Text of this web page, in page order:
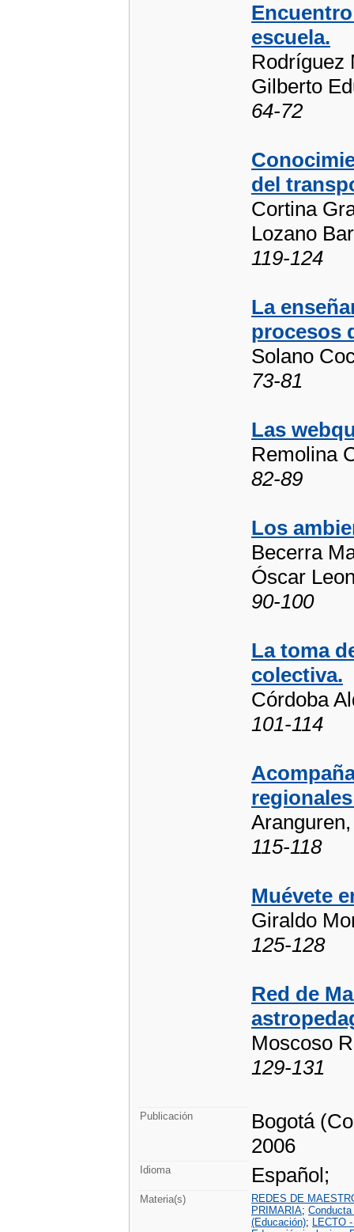
escuela.
Rodríguez
Gilberto
64-72
del
Cortina
Lozano
119-124
La
procesos
Solano
73-81
Las
Remolina
82-89
Los
Becerra
Óscar
90-100
La toma
colectiva.
Córdoba
101-114
115-118
Muévete
Giraldo
125-128
Red de
Moscoso
129-131
Publicación
Bogotá
2006
Idioma Español;
Materia(s)
REDES DE
PRIMARIA;
(Educación); LECTO